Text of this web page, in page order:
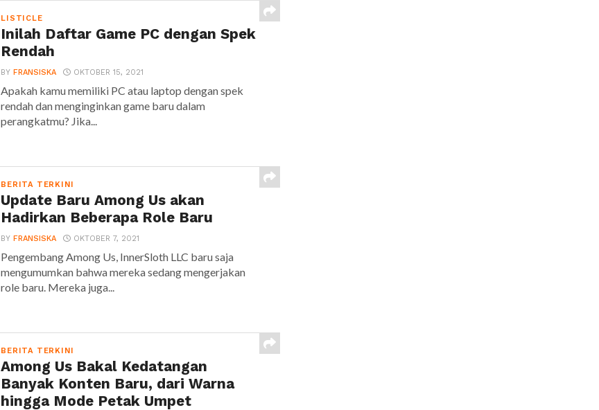
LISTICLE
Inilah Daftar Game PC dengan Spek
Rendah
BYFRANSISKA OKTOBER 15, 2021
Apakah kamu memiliki PC atau laptop dengan spek
rendah dan menginginkan game baru dalam
perangkatmu? Jika...
BERITA TERKINI
Update Baru Among Us akan
Hadirkan Beberapa Role Baru
BYFRANSISKA OKTOBER 7, 2021
Pengembang Among Us, InnerSloth LLC baru saja
mengumumkan bahwa mereka sedang mengerjakan
role baru. Mereka juga...
BERITA TERKINI
Among Us Bakal Kedatangan
Banyak Konten Baru, dari Warna
hingga Mode Petak Umpet